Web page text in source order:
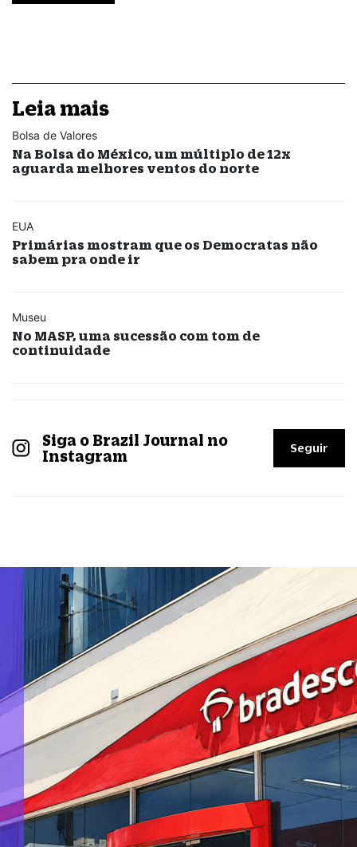
Leia mais
Bolsa de Valores
Na Bolsa do México, um múltiplo de 12x
aguarda melhores ventos do norte
EUA
Primárias mostram que os Democratas não
sabem pra onde ir
Museu
No MASP, uma sucessão com tom de
continuidade
Siga o Brazil Journal no
Instagram
Seguir